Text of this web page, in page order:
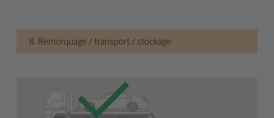
8. Remorquage / transport / stockage